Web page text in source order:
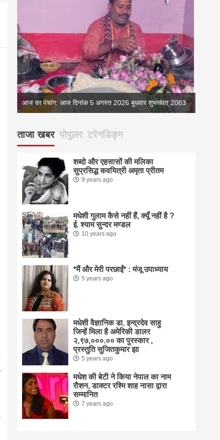
आज का पंचांग: आज दिनांक 5 अगस्त 2026 बुधवार शुभसंवत् 2083
ताजा खबर पोपुलर टरेनडिङ्ग
शब्दो और एहसासों की मलिका
सुप्रसिद्ध कवयित्री अमृता प्रीतम
9 years ago
मधेशी गुलाम कैसे नहीं हैं, क्यूँ नहीं है ?
ई. श्याम सुन्दर मण्डल
10 years ago
*मैं और मेरी परछाईं* : मंजू उपाध्याय
5 years ago
मधेशी वैज्ञानिक डा. इन्द्रदेव साहु
जिन्हें मिला है अमेरिकी डालर
२,९७,०००.०० का पुरस्कार ,
प्रस्तुति सुजितकुमार झा
5 years ago
मधेश की बेटी ने किया नेपाल का नाम
राैशन, डाक्टर रश्मि शाह नासा द्वारा
सम्मानित
7 years ago